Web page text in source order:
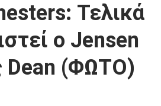
Τελικά
ο Jensen
Dean (ΦΩΤΟ)